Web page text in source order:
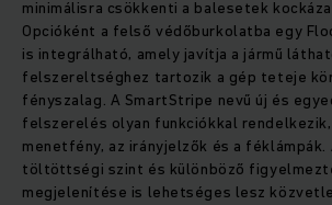
minimálisra csökkenti a balesetek
Opcióként a felső védőburkolatba egy
is integrálható, amely javítja a jármű
felszereltséghez tartozik a gép teteje
fényszalag. A SmartStripe nevű új és
felszerelés olyan funkciókkal
menetfény, az irányjelzők és a féklámpák.
töltöttségi szint és különböző
megjelenítése is lehetséges lesz